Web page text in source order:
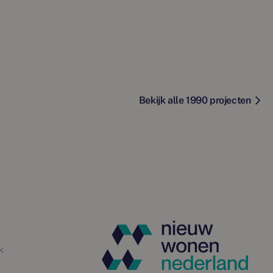
Bekijk alle 1990 projecten